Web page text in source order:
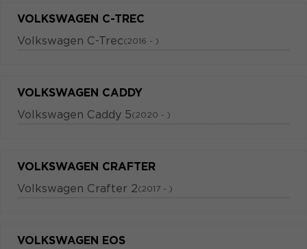
VOLKSWAGEN C-TREC
Volkswagen C-Trec(2016 - )
VOLKSWAGEN CADDY
Volkswagen Caddy 5(2020 - )
VOLKSWAGEN CRAFTER
Volkswagen Crafter 2(2017 - )
VOLKSWAGEN EOS